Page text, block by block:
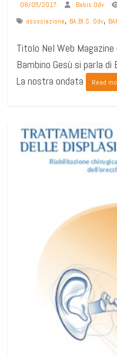
08/05/2017 Babis Odv
associazione, BA.BI.S. Odv,
Titolo Nel Web
Bambino Gesù si parla di
La nostra ondata
Read